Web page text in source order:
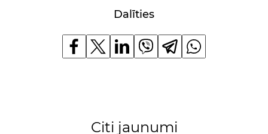
Dalīties
Citi jaunumi